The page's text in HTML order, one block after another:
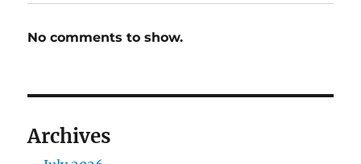
No comments to show.
Archives